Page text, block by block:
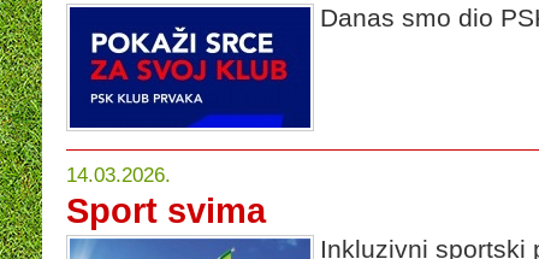
Danas smo dio
14.03.2026.
Sport svima
Inkluzivni sportski